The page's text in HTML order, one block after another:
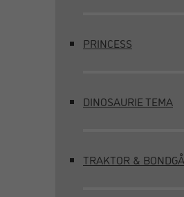
PRINCESS
DINOSAURIE TEMA
TRAKTOR &